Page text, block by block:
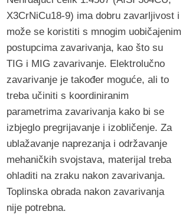
X3CrNiCu18-9) ima dobru zavarljivost i
može se koristiti s mnogim uobičajenim
postupcima zavarivanja, kao što su
TIG i MIG zavarivanje. Elektrolučno
zavarivanje je također moguće, ali to
treba učiniti s koordiniranim
parametrima zavarivanja kako bi se
izbjeglo pregrijavanje i izobličenje. Za
ublažavanje naprezanja i održavanje
mehaničkih svojstava, materijal treba
ohladiti na zraku nakon zavarivanja.
Toplinska obrada nakon zavarivanja
nije potrebna.